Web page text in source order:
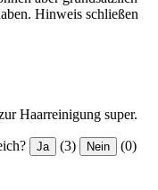
Hinweis schließen
Haarreinigung super.
Ja (3) Nein (0)